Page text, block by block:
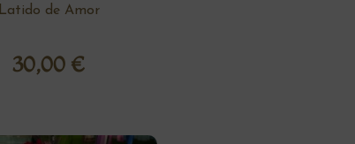
Latido de Amor
30,00 €